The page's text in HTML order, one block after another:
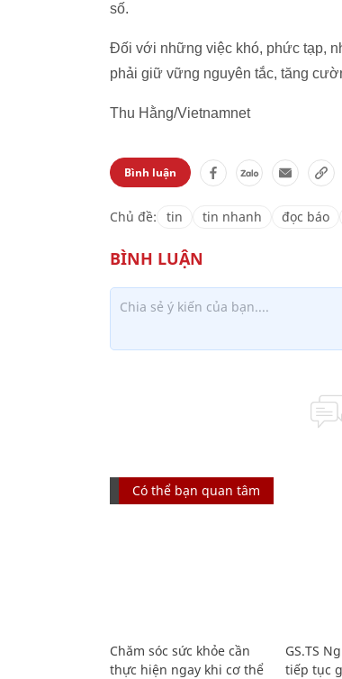
số.
Đối với những việc khó, phức tạp,
phải giữ vững nguyên tắc, tăng
Thu Hằng/Vietnamnet
Bình luận
Chủ đề: tin tin nhanh đọc báo
Có thể bạn quan tâm
Chăm sóc sức khỏe cần
thực hiện ngay khi cơ thể
GS.TS
tiếp tục